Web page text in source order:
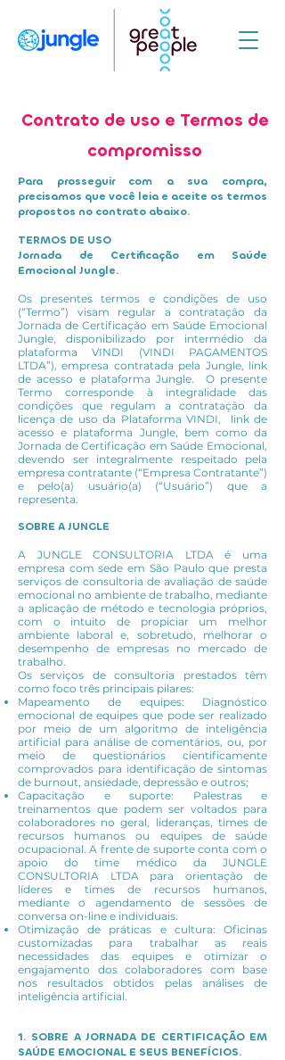
Contrato de uso e Termos de
compromisso
Para prosseguir com a sua compra,
precisamos que você leia e aceite os termos
propostos no contrato abaixo.
TERMOS DE USO
Jornada de Certificação em Saúde
Emocional Jungle.
Os presentes termos e condições de uso
(“Termo”) visam regular a contratação da
Jornada de Certificação em Saúde Emocional
Jungle, disponibilizado por intermédio da
plataforma VINDI (VINDI PAGAMENTOS
LTDA”), empresa contratada pela Jungle, link
de acesso e plataforma Jungle. O presente
Termo corresponde à integralidade das
condições que regulam a contratação da
licença de uso da Plataforma VINDI, link de
acesso e plataforma Jungle, bem como da
Jornada de Certificação em Saúde Emocional,
devendo ser integralmente respeitado pela
empresa contratante (“Empresa Contratante”)
e pelo(a) usuário(a) (“Usuário”) que a
representa.
SOBRE A JUNGLE
A JUNGLE CONSULTORIA LTDA é uma
empresa com sede em São Paulo que presta
serviços de consultoria de avaliação de saúde
emocional no ambiente de trabalho, mediante
a aplicação de método e tecnologia próprios,
com o intuito de propiciar um melhor
ambiente laboral e, sobretudo, melhorar o
desempenho de empresas no mercado de
trabalho.
Os serviços de consultoria prestados têm
como foco três principais pilares:
Mapeamento de equipes: Diagnóstico
emocional de equipes que pode ser realizado
por meio de um algoritmo de inteligência
artificial para análise de comentários, ou, por
meio de questionários cientificamente
comprovados para identificação de sintomas
de burnout, ansiedade, depressão e outros;
Capacitação e suporte: Palestras e
treinamentos que podem ser voltados para
colaboradores no geral, lideranças, times de
recursos humanos ou equipes de saúde
ocupacional. A frente de suporte conta com o
apoio do time médico da JUNGLE
CONSULTORIA LTDA para orientação de
líderes e times de recursos humanos,
mediante o agendamento de sessões de
conversa on-line e individuais.
Otimização de práticas e cultura: Oficinas
customizadas para trabalhar as reais
necessidades das equipes e otimizar o
engajamento dos colaboradores com base
nos resultados obtidos pelas análises de
inteligência artificial.
1. SOBRE A JORNADA DE CERTIFICAÇÃO EM
SAÚDE EMOCIONAL E SEUS BENEFÍCIOS.